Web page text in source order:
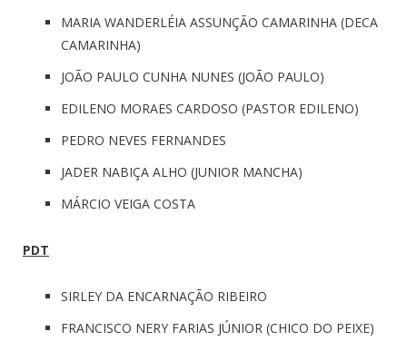
MARIA WANDERLÉIA ASSUNÇÃO CAMARINHA (DECA
CAMARINHA)
JOÃO PAULO CUNHA NUNES (JOÃO PAULO)
EDILENO MORAES CARDOSO (PASTOR EDILENO)
PEDRO NEVES FERNANDES
JADER NABIÇA ALHO (JUNIOR MANCHA)
MÁRCIO VEIGA COSTA
PDT
SIRLEY DA ENCARNAÇÃO RIBEIRO
FRANCISCO NERY FARIAS JÚNIOR (CHICO DO PEIXE)